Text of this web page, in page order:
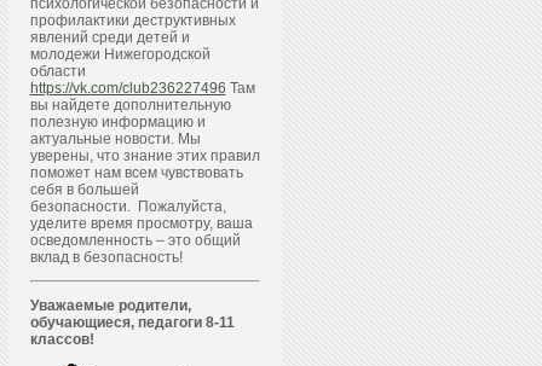
психологической безопасности и
профилактики деструктивных
явлений среди детей и
молодежи Нижегородской
области
https://vk.com/club236227496 Там
вы найдете дополнительную
полезную информацию и
актуальные новости. Мы
уверены, что знание этих правил
поможет нам всем чувствовать
себя в большей
безопасности. Пожалуйста,
уделите время просмотру, ваша
осведомленность – это общий
вклад в безопасность!
Уважаемые родители,
обучающиеся, педагоги 8-11
классов!